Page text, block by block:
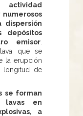
dispersión
depósitos
emisor
que se
la erupción
longitud de
se forman
lavas en
a